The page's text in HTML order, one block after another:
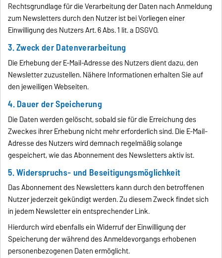
Rechtsgrundlage für die Verarbeitung der Daten nach Anmeldung
zum Newsletters durch den Nutzer ist bei Vorliegen einer
Einwilligung des Nutzers Art. 6 Abs. 1 lit. a DSGVO.
3. Zweck der Datenverarbeitung
Die Erhebung der E-Mail-Adresse des Nutzers dient dazu, den
Newsletter zuzustellen. Nähere Informationen erhalten Sie auf
den jeweiligen Webseiten.
4. Dauer der Speicherung
Die Daten werden gelöscht, sobald sie für die Erreichung des
Zweckes ihrer Erhebung nicht mehr erforderlich sind. Die E-Mail-
Adresse des Nutzers wird demnach regelmäßig solange
gespeichert, wie das Abonnement des Newsletters aktiv ist.
5. Widerspruchs- und Beseitigungsmöglichkeit
Das Abonnement des Newsletters kann durch den betroffenen
Nutzer jederzeit gekündigt werden. Zu diesem Zweck findet sich
in jedem Newsletter ein entsprechender Link.
Hierdurch wird ebenfalls ein Widerruf der Einwilligung der
Speicherung der während des Anmeldevorgangs erhobenen
personenbezogenen Daten ermöglicht.